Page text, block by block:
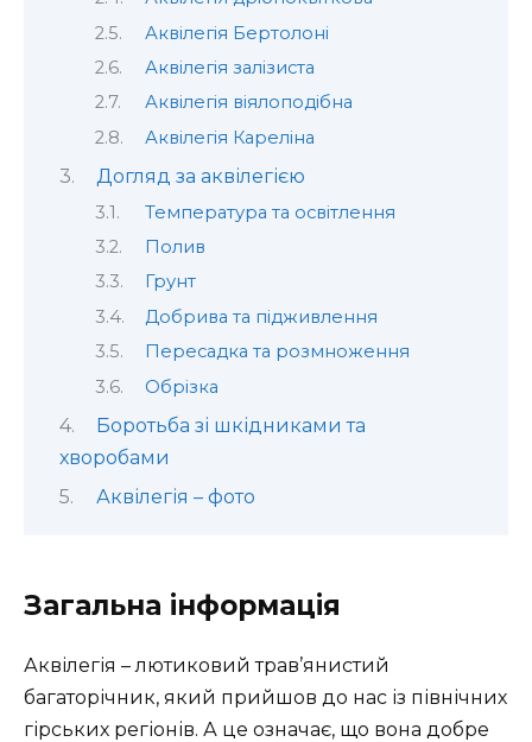
Аквілегія Бертолоні
Аквілегія залізиста
Аквілегія віялоподібна
Аквілегія Кареліна
Догляд за аквілегією
Температура та освітлення
Полив
Грунт
Добрива та підживлення
Пересадка та розмноження
Обрізка
Боротьба зі шкідниками та
хворобами
Аквілегія – фото
Загальна інформація
Аквілегія – лютиковий трав’янистий
багаторічник, який прийшов до нас із північних
гірських регіонів. А це означає, що вона добре